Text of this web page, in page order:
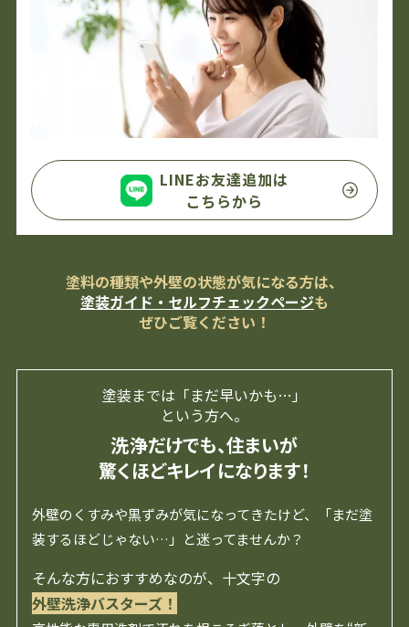
LINEお友達追加は
こちらから
塗料の種類や外壁の状態が気になる方は、
塗装ガイド・セルフチェックページも
ぜひご覧ください！
塗装までは「まだ早いかも…」
という方へ。
洗浄だけでも、住まいが
驚くほどキレイになります！
外壁のくすみや黒ずみが気になってきたけど、「まだ塗
装するほどじゃない…」と迷ってませんか？
そんな方におすすめなのが、十文字の
外壁洗浄バスターズ！